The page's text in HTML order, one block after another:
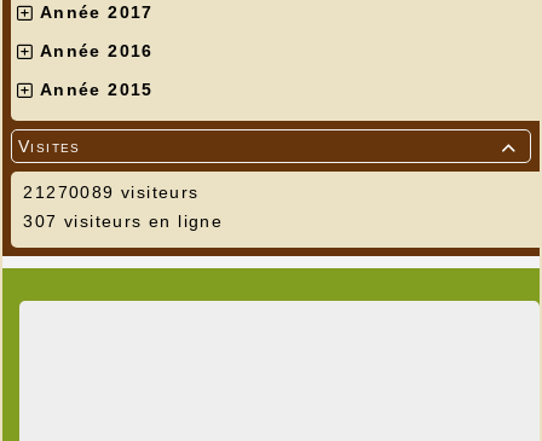
Année 2017
Année 2016
Année 2015

Visites
21270089 visiteurs
307 visiteurs en ligne